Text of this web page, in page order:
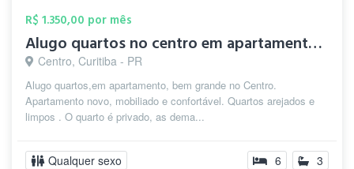
R$ 1.350,00 por mês
Alugo quartos no centro em apartamento n...
Centro, Curitiba - PR
Alugo quartos,em apartamento, bem grande no Centro.
Apartamento novo, mobiliado e confortável. Quartos arejados e
limpos . O quarto é privado, as dema...
Qualquer sexo 6 3